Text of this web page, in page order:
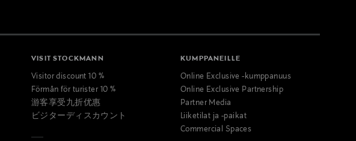
VISIT STOCKMANN
Visitor discount 10 %
Förmån för turister 10 %
游客享受九折优惠
ビジターディスカウント
KUMPPANEILLE
Online Exclusive -kumppanuus
Online Exclusive Partnership
Partner Media
Liiketilat ja -paikat
Commercial Spaces